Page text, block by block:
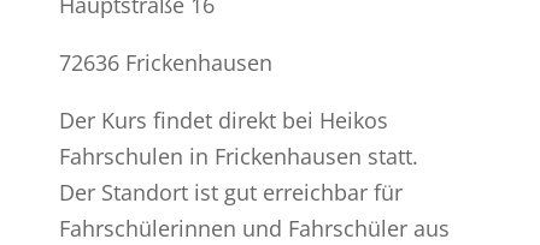
72636 Frickenhausen
Der Kurs findet direkt bei Heikos
Fahrschulen in Frickenhausen statt.
Der Standort ist gut erreichbar für
Fahrschülerinnen und Fahrschüler aus